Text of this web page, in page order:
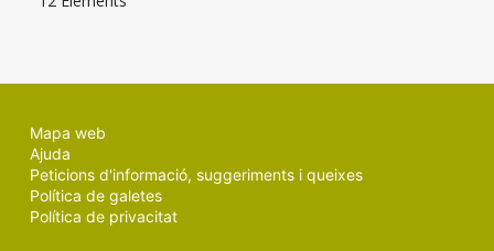
Mapa web
Ajuda
Peticions d'informació, suggeriments i queixes
Política de galetes
Política de privacitat